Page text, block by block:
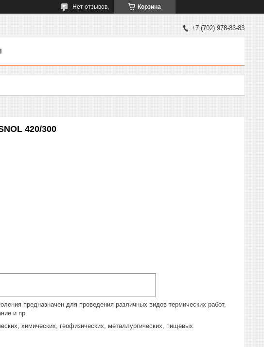
Корзина
Нет отзывов,
+7 (702) 978-83-83
420/300
предназначен для проведения различных видов термических работ,
и пр.
химических, геофизических, металлургических, пищевых